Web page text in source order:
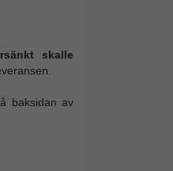
skalle
baksidan av